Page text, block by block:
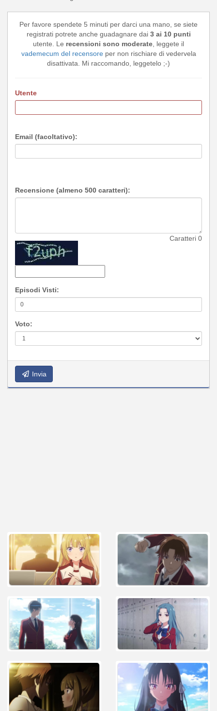
Per favore spendete 5 minuti per darci una mano, se siete
registrati potrete anche guadagnare dai 3 ai 10 punti
utente. Le recensioni sono moderate, leggete il
vademecum del recensoreper non rischiare di vedervela
disattivata. Mi raccomando, leggetelo ;-)
Utente
Email (facoltativo):
Recensione (almeno 500 caratteri):
Caratteri 0
Episodi Visti:
Voto:
Invia